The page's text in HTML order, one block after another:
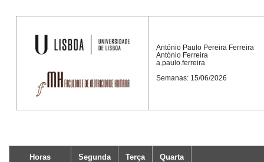
António Paulo Pereira Ferreira
António Ferreira
a.paulo.ferreira
Semanas: 15/06/2026
Horas Segunda Terça Quarta